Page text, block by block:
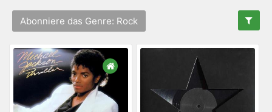
Abonniere das Genre: Rock